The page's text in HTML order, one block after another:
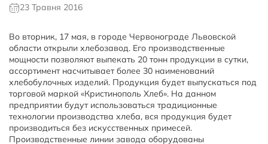
23 Травня 2016
Во вторник, 17 мая, в городе Червонограде Львовской
области открыли хлебозавод. Его производственные
мощности позволяют выпекать 20 тонн продукции в сутки,
ассортимент насчитывает более 30 наименований
хлебобулочных изделий. Продукция будет выпускаться под
торговой маркой «Кристинополь Хлеб». На данном
предприятии будут использоваться традиционные
технологии производства хлеба, вся продукция будет
производиться без искусственных примесей.
Производственные линии завода оборудованы